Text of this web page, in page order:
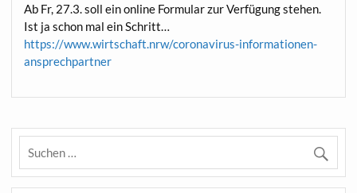
Ab Fr, 27.3. soll ein online Formular zur Verfügung stehen.
Ist ja schon mal ein Schritt…
https://www.wirtschaft.nrw/coronavirus-informationen-
ansprechpartner